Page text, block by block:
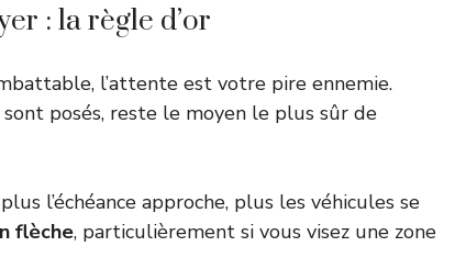
: la règle d’or
l’attente est votre pire ennemie.
sont posés, reste le moyen le plus sûr de
l’échéance approche, plus les véhicules se
flèche, particulièrement si vous visez une zone